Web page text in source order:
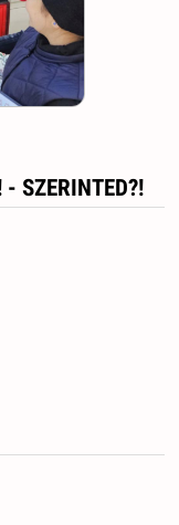
- SZERINTED?!